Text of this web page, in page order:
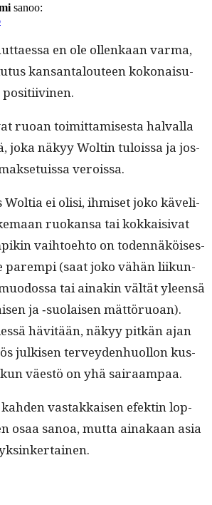
sanoo:
en ole ollenkaan var­ma,
kansan­talouteen kokon­aisu­
positiivinen.
ruoan toimit­tamis­es­ta hal­val­la
joka näkyy Woltin tulois­sa ja jos­
veroissa.
Woltia ei olisi, ihmiset joko käveli­
ruokansa tai kokkaisi­vat
vai­h­toe­hto on toden­näköis­es­
parem­pi (saat joko vähän liikun­
tai ainakin vältät yleen­sä
ja ‑suo­laisen mät­töruoan).
hävitään, näkyy pitkän ajan
julkisen ter­vey­den­huol­lon kus­
väestö on yhä sairaampaa.
vas­takkaisen efek­tin lop­
osaa sanoa, mut­ta ainakaan asia